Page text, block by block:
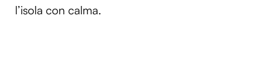
l’isola con calma.